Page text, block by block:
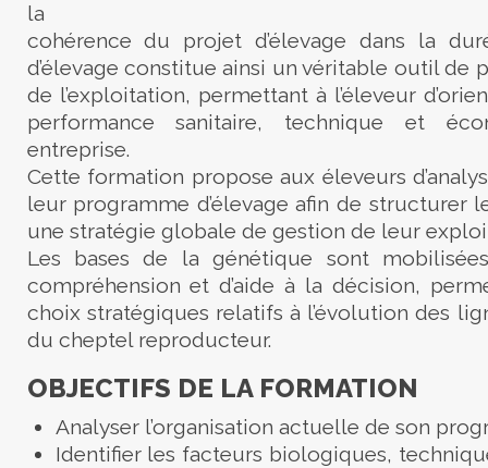
la
cohérence du projet d’élevage dans la
d’élevage constitue ainsi un véritable outil de
de l’exploitation, permettant à l’éleveur
performance sanitaire, technique et
entreprise.
Cette formation propose aux éleveurs
leur programme d’élevage afin de structurer
une stratégie globale de gestion de leur
Les bases de la génétique sont
compréhension et d’aide à la décision,
choix stratégiques relatifs à l’évolution des
du cheptel reproducteur.
OBJECTIFS DE LA FORMATION
Analyser l’organisation actuelle de son
Identifier les facteurs biologiques,